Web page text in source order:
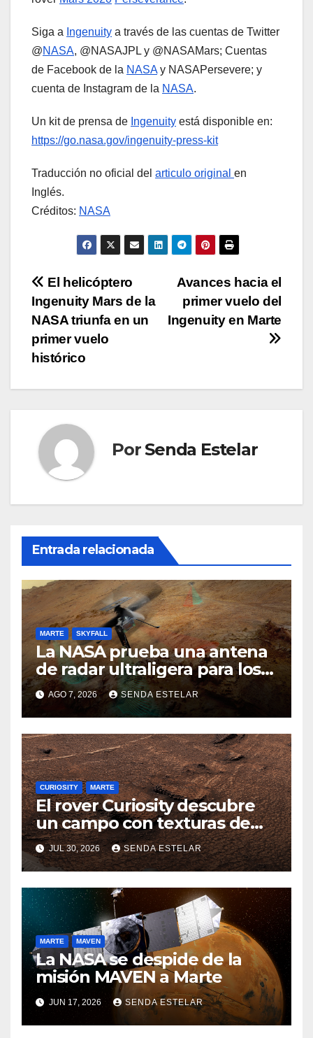
Siga a Ingenuity a través de las cuentas de Twitter
@NASA, @NASAJPL y @NASAMars; Cuentas
de Facebook de la NASAy NASAPersevere; y
cuenta de Instagram de la NASA.
Un kit de prensa de Ingenuity está disponible en:
https://go.nasa.gov/ingenuity-press-kit
Traducción no oficial del articulo original en
Inglés.
Créditos: NASA
Navegación
de
entradas
Avances hacia el
primer vuelo del
Ingenuity en Marte
El helicóptero
Ingenuity Mars de la
NASA triunfa en un
primer vuelo
histórico
Por Senda Estelar
Entrada relacionada
MARTE SKYFALL
La NASA prueba una antena
de radar ultraligera para los
helicópteros SkyFall Mars
AGO 7, 2026 SENDA ESTELAR
CURIOSITY MARTE
El rover Curiosity descubre
un campo con texturas de
panal
JUL 30, 2026 SENDA ESTELAR
MARTE MAVEN
La NASA se despide de la
misión MAVEN a Marte
JUN 17, 2026 SENDA ESTELAR